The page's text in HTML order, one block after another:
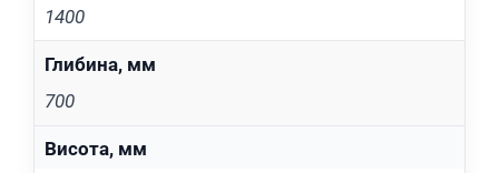
1400
Глибина, мм
700
Висота, мм